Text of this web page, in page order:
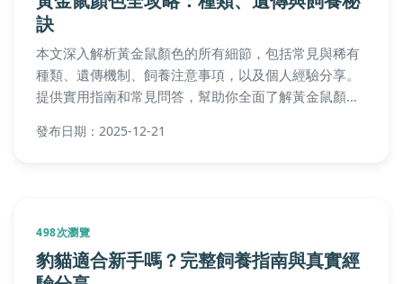
想知道布丁鼠年齡怎麼判斷嗎？本文詳細解析布丁鼠各
年齡階段的特徵、平均壽命長短，以及不同年齡層的照
顧重點，幫助你成為更稱職的布丁鼠主人。
黃金鼠顏色全攻略：種類、遺傳與飼養秘
訣